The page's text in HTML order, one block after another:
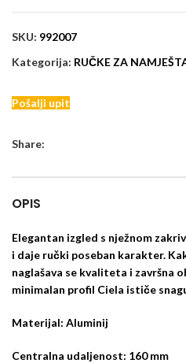
SKU: 992007
Kategorija: RUČKE ZA
Pošalji upit
Share:
OPIS
Elegantan izgled s nježnom
i daje ručki poseban karakter.
naglašava se kvaliteta i završna
minimalan profil Ciela ističe
Materijal: Aluminij
Centralna udaljenost: 160 mm